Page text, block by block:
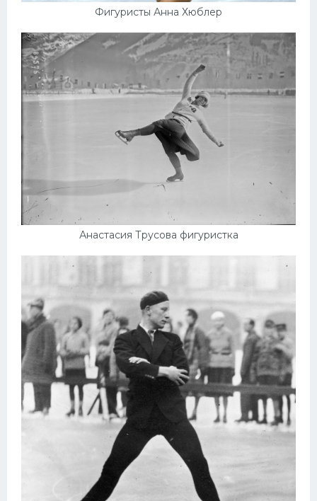
Фигуристы Анна Хюблер
Анастасия Трусова фигуристка